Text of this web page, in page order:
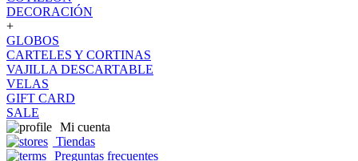
DECORACIÓN
+
GLOBOS
CARTELES Y CORTINAS
VAJILLA DESCARTABLE
VELAS
GIFT CARD
SALE
Mi cuenta
Tiendas
Preguntas frecuentes